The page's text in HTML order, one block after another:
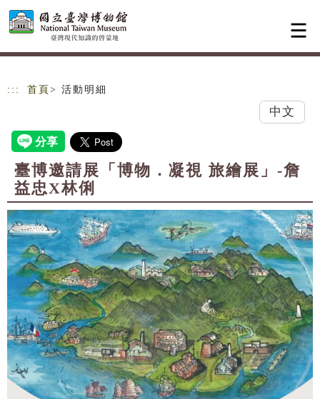
跳到主要內容
網站導覽
::: 首頁 > 活動明細
中文
臺博邀請展「博物．凝視 旅繪展」-詹
益忠X林俐